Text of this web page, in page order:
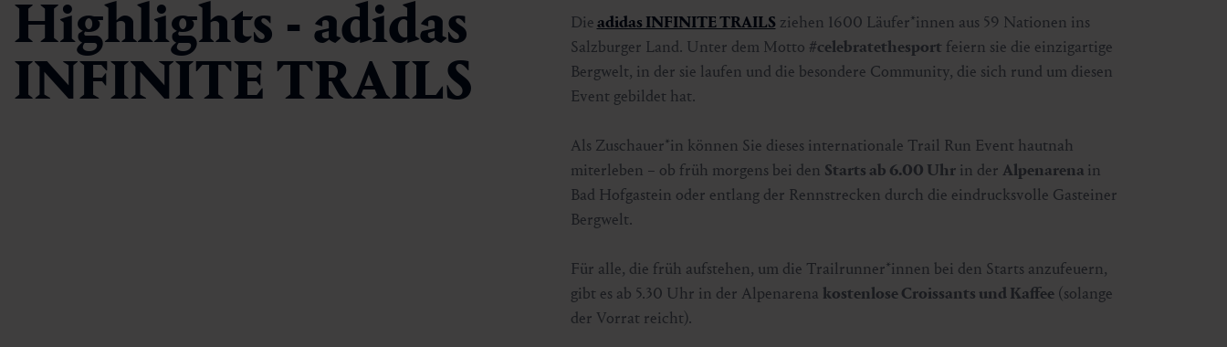
Highlights - adidas
INFINITE TRAILS
Dieadidas INFINITE TRAILS ziehen 1600 Läufer*innen aus 59 Nationen ins
Salzburger Land. Unter dem Motto #celebratethesportfeiern sie die einzigartige
Bergwelt, in der sie laufen und die besondere Community, die sich rund um diesen
Event gebildet hat.
Als Zuschauer*in können Sie dieses internationale Trail Run Event hautnah
miterleben – ob früh morgens bei den Starts ab 6.00 Uhrin der Alpenarena in
Bad Hofgastein oder entlang der Rennstrecken durch die eindrucksvolle Gasteiner
Bergwelt.
Für alle, die früh aufstehen, um die Trailrunner*innen bei den Starts anzufeuern,
gibt es ab 5.30 Uhr in der Alpenarena kostenlose Croissants und Kaffee(solange
der Vorrat reicht).